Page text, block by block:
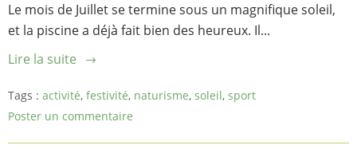
Le mois de Juillet se termine sous un magnifique soleil,
et la piscine a déjà fait bien des heureux. Il...
Lire la suite
Tags : activité, festivité, naturisme, soleil, sport
Poster un commentaire